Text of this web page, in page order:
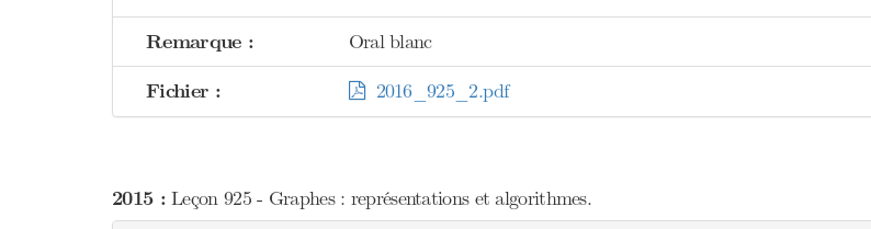
Remarque : Oral blanc
Fichier : 2016_925_2.pdf
2015 :Leçon 925 - Graphes : représentations et algorithmes.